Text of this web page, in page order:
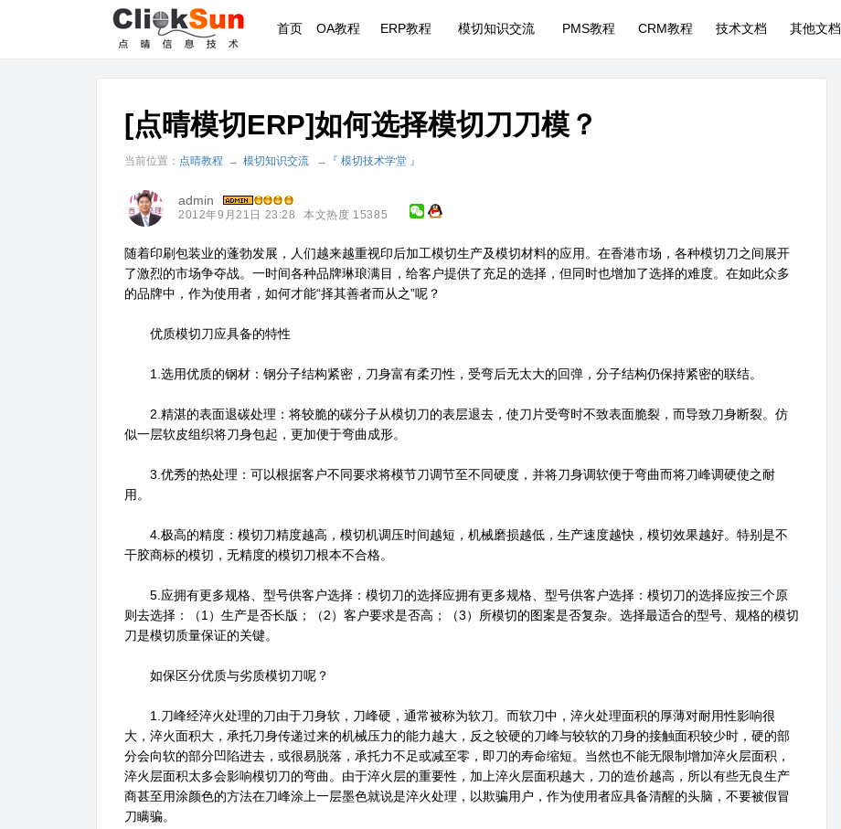
首页 OA教程 ERP教程 模切知识交流 PMS教程 CRM教程 技术文档 其他文档
[点晴模切ERP]如何选择模切刀刀模？
当前位置： 点晴教程 → 模切知识交流 → 『 模切技术学堂 』
admin
2012年9月21日 23:28 本文热度 15385
随着印刷包装业的蓬勃发展，人们越来越重视印后加工模切生产及模切材料的应用。在香港市场，各种模切刀之间展开
了激烈的市场争夺战。一时间各种品牌琳琅满目，给客户提供了充足的选择，但同时也增加了选择的难度。在如此众多
的品牌中，作为使用者，如何才能“择其善者而从之”呢？
优质模切刀应具备的特性
1.选用优质的钢材：钢分子结构紧密，刀身富有柔刃性，受弯后无太大的回弹，分子结构仍保持紧密的联结。
2.精湛的表面退碳处理：将较脆的碳分子从模切刀的表层退去，使刀片受弯时不致表面脆裂，而导致刀身断裂。仿
似一层软皮组织将刀身包起，更加便于弯曲成形。
3.优秀的热处理：可以根据客户不同要求将模节刀调节至不同硬度，并将刀身调软便于弯曲而将刀峰调硬使之耐
用。
4.极高的精度：模切刀精度越高，模切机调压时间越短，机械磨损越低，生产速度越快，模切效果越好。特别是不
干胶商标的模切，无精度的模切刀根本不合格。
5.应拥有更多规格、型号供客户选择：模切刀的选择应拥有更多规格、型号供客户选择：模切刀的选择应按三个原
则去选择：（1）生产是否长版；（2）客户要求是否高；（3）所模切的图案是否复杂。选择最适合的型号、规格的模切
刀是模切质量保证的关键。
如保区分优质与劣质模切刀呢？
1.刀峰经淬火处理的刀由于刀身软，刀峰硬，通常被称为软刀。而软刀中，淬火处理面积的厚薄对耐用性影响很
大，淬火面积大，承托刀身传递过来的机械压力的能力越大，反之较硬的刀峰与较软的刀身的接触面积较少时，硬的部
分会向软的部分凹陷进去，或很易脱落，承托力不足或减至零，即刀的寿命缩短。当然也不能无限制增加淬火层面积，
淬火层面积太多会影响模切刀的弯曲。由于淬火层的重要性，加上淬火层面积越大，刀的造价越高，所以有些无良生产
商甚至用涂颜色的方法在刀峰涂上一层墨色就说是淬火处理，以欺骗用户，作为使用者应具备清醒的头脑，不要被假冒
刀瞒骗。